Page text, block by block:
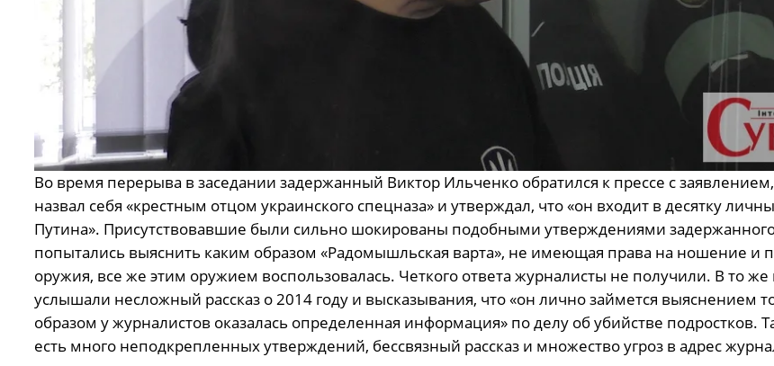
Во время перерыва в заседании задержанный Виктор Ильченко обратился к прессе с
назвал себя «крестным отцом украинского спецназа» и утверждал, что «он входит в десятку
Путина». Присутствовавшие были сильно шокированы подобными утверждениями
попытались выяснить каким образом «Радомышльская варта», не имеющая права на ношение и
оружия, все же этим оружием воспользовалась. Четкого ответа журналисты не получили. В то же
услышали несложный рассказ о 2014 году и высказывания, что «он лично займется выяснением
образом у журналистов оказалась определенная информация» по делу об убийстве подростков.
есть много неподкрепленных утверждений, бессвязный рассказ и множество угроз в адрес